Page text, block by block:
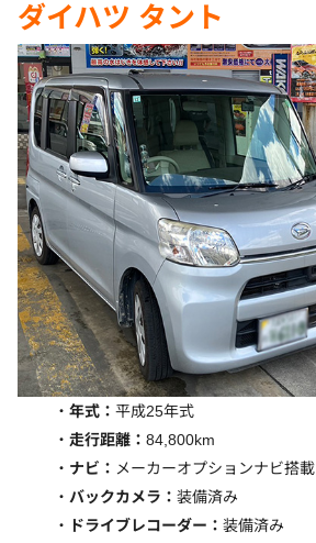
ダイハツ タント
年式：平成25年式
走行距離：84,800km
ナビ： メーカーオプションナビ搭載
バックカメラ：装備済み
ドライブレコーダー：装備済み